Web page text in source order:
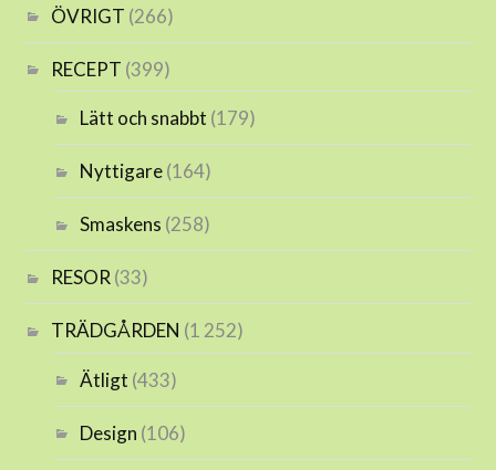
ÖVRIGT (266)
RECEPT (399)
Lätt och snabbt (179)
Nyttigare(164)
Smaskens (258)
RESOR (33)
TRÄDGÅRDEN (1 252)
Ätligt (433)
Design (106)